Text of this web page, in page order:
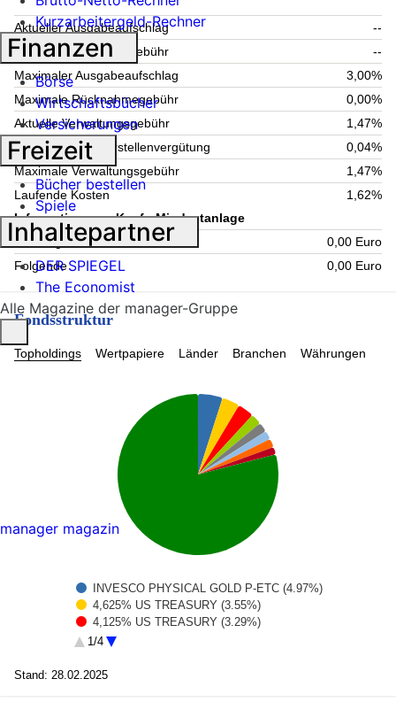
Aktueller Ausgabeaufschlag
--
Aktuelle Rücknahmegebühr
--
Maximaler Ausgabeaufschlag
3,00%
Maximale Rücknahmegebühr
0,00%
Aktuelle Verwaltungsgebühr
1,47%
Maximale Verwahrstellenvergütung
0,04%
Maximale Verwaltungsgebühr
1,47%
Laufende Kosten
1,62%
Information zum Kauf - Mindestanlage
Einmalig
0,00 Euro
Folgende
0,00 Euro
Fondsstruktur
Topholdings Wertpapiere Länder Branchen Währungen
INVESCO PHYSICAL GOLD P-ETC (4.97%)
4,625% US TREASURY (3.55%)
4,125% US TREASURY (3.29%)
0,000% KFW (2.21%)
3,500% US TREASURY (1.76%)
1/4
Stand: 28.02.2025
Kurzarbeitergeld-Rechner
Finanzen
Börse
Wirtschaftsbücher
Versicherungen
Freizeit
Bücher bestellen
Spiele
Inhaltepartner
DER SPIEGEL
The Economist
Alle Magazine der manager-Gruppe
manager magazin